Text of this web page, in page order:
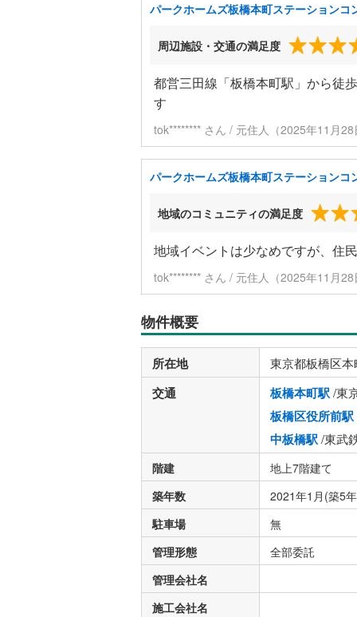
パークホームズ板橋本町ステーションコ
周辺施設・交通の満足度
都営三田線「板橋本町駅」から徒
す
tok******** さん / 元住人（2025年11月
パークホームズ板橋本町ステーションコ
地域のコミュニティの満足度
地域イベントは少なめですが、住
tok******** さん / 元住人（2025年11月
物件概要
所在地 東京都板橋区
交通 板橋本町駅/東
板橋区役所前駅
中板橋駅/東武
階建
地上7階建て
築年数
2021年1月(築5
駐車場
無
管理形態
全部委託
管理会社名
施工会社名